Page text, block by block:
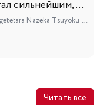
Каким-то образом я стал сильнейшим, прокачивая фермерские навыки
Noumin Kanren no Skill bakka Agetetara Nazeka Tsuyoku Natta.
Читать все